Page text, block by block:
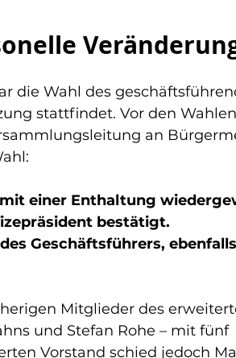
die Wahl des
stattfindet. Vor den Wahlen
an
einer Enthaltung
bestätigt.
Geschäftsführers, ebenfalls
Mitglieder des
und Stefan Rohe – mit fünf
Vorstand schied jedoch